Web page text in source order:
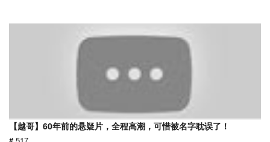
【越哥】60年前的悬疑片，全程高潮，可惜被名字耽误了！